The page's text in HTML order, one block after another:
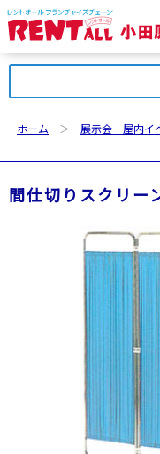
索:
ホーム ＞ 展示会 屋内イ
間仕切りスクリ
t